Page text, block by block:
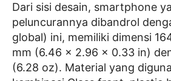
Dari sisi desain, smartphone
peluncurannya dibandrol
global) ini, memiliki dimensi
mm (6.46 x 2.96 x 0.33 in)
(6.28 oz). Material yang